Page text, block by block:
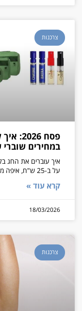
צרכנות
פסח
במחירים שוברי
איך עוברים את החג
על ב-25 ש"ח, איפה מקבלים מתנות ב-400 ש"ח
קרא עוד »
18/03/2026
צרכנות